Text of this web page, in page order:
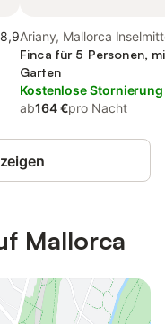
8,9Ariany, Mallorca
Finca für 5 Personen,
Garten
Kostenlose Stornierung
ab164 €pro Nacht
Mallorca